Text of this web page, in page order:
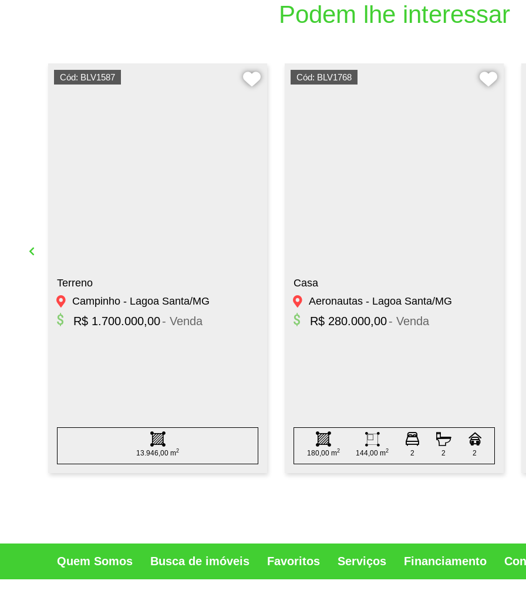
Podem lhe interessar
Cód: BLV1587
Terreno
Campinho - Lagoa Santa/MG
R$ 1.700.000,00- Venda
13.946,00 m2
Cód: BLV1768
Casa
Aeronautas - Lagoa Santa/MG
R$ 280.000,00- Venda
180,00 m2 144,00 m2 2 2 2
Quem Somos Busca de imóveis Favoritos Serviços Financiamento